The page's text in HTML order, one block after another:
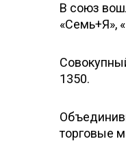
В союз
«Семь+Я»,
1350.
торговые